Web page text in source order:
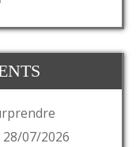
07/2026